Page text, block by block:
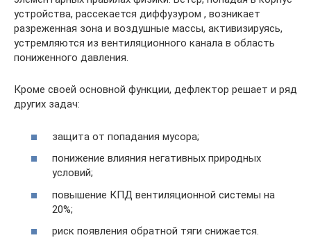
устройства, рассекается диффузуром , возникает
разреженная зона и воздушные массы, активизируясь,
устремляются из вентиляционного канала в область
пониженного давления.
Кроме своей основной функции, дефлектор решает и ряд
других задач:
защита от попадания мусора;
понижение влияния негативных природных
условий;
повышение КПД вентиляционной системы на
20%;
риск появления обратной тяги снижается.